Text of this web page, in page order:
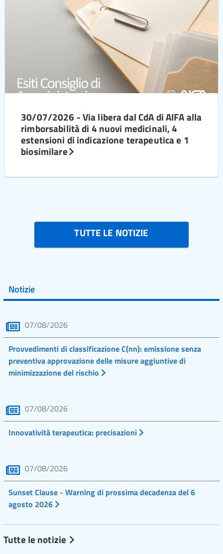
30/07/2026 - Via libera dal CdA di AIFA alla
rimborsabilità di 4 nuovi medicinali, 4
estensioni di indicazione terapeutica e 1
biosimilare
TUTTE LE NOTIZIE
Notizie
07/08/2026
Provvedimenti di classificazione C(nn): emissione senza
preventiva approvazione delle misure aggiuntive di
minimizzazione del rischio
07/08/2026
Innovatività terapeutica: precisazioni
07/08/2026
Sunset Clause - Warning di prossima decadenza del 6
agosto 2026
Tutte le notizie